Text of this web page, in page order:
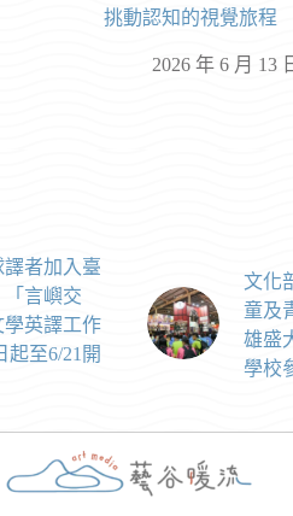
挑動認知的視覺旅程
2026 年 6 月 13
者加入臺
言嶼交
學英譯工作
起至6/21開
文化
童及
雄盛
學校